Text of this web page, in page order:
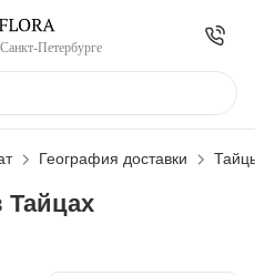
Петербурге
География доставки
Тайцах